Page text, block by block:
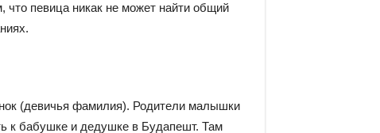
что певица никак не может найти общий
(девичья фамилия). Родители малышки
к бабушке и дедушке в Будапешт. Там